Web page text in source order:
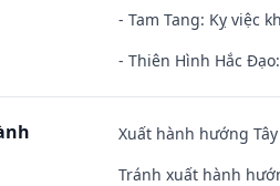
- Tam Tang: Kỵ việc
- Thiên Hình Hắc
Xuất hành hướng
Tránh xuất hành